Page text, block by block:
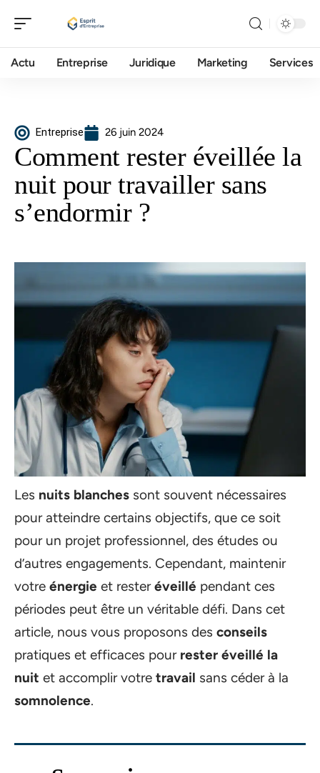
Actu Entreprise Juridique Marketing Services
Entreprise 26 juin 2024
Comment rester éveillée la
nuit pour travailler sans
s’endormir ?
Les nuits blanches sont souvent nécessaires
pour atteindre certains objectifs, que ce soit
pour un projet professionnel, des études ou
d’autres engagements. Cependant, maintenir
votre énergie et resteréveillé pendant ces
périodes peut être un véritable défi. Dans cet
article, nous vous proposons des conseils
pratiques et efficaces pour rester éveillé la
nuit et accomplir votre travail sans céder à la
somnolence.